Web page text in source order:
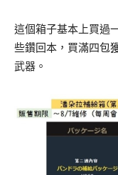
這個箱子基本上買過
些鑽回本，買滿四包
武器。